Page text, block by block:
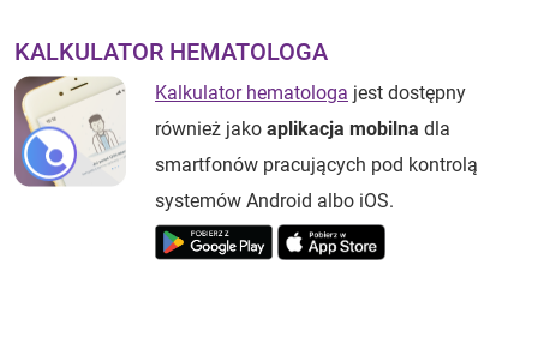
KALKULATOR HEMATOLOGA
Kalkulator hematologa jest dostępny
również jako aplikacja mobilna dla
smartfonów pracujących pod kontrolą
systemów Android albo iOS.